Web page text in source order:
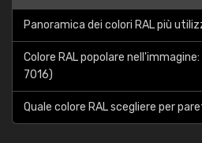
Panoramica dei colori RAL più
Colore RAL popolare
7016)
Quale colore RAL scegliere per